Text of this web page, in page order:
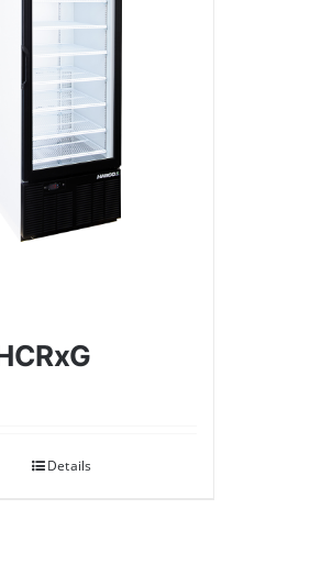
Details